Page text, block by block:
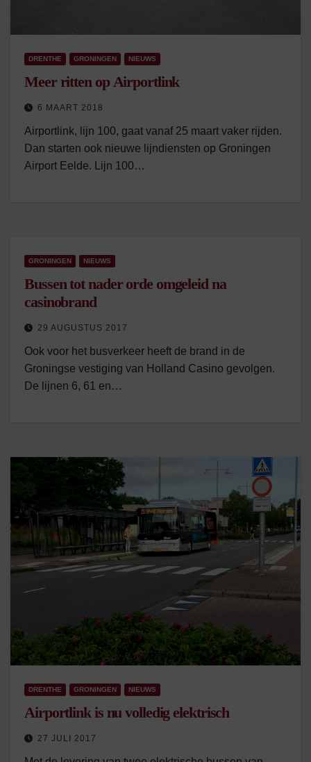
DRENTHE GRONINGEN NIEUWS
Meer ritten op Airportlink
6 MAART 2018
Airportlink, lijn 100, gaat vanaf 25 maart vaker rijden.
Dan starten ook nieuwe lijndiensten op Groningen
Airport Eelde. Lijn 100…
GRONINGEN NIEUWS
Bussen tot nader orde omgeleid na
casinobrand
29 AUGUSTUS 2017
Ook voor het busverkeer heeft de brand in de
Groningse vestiging van Holland Casino gevolgen.
De lijnen 6, 61 en…
DRENTHE GRONINGEN NIEUWS
Airportlink is nu volledig elektrisch
27 JULI 2017